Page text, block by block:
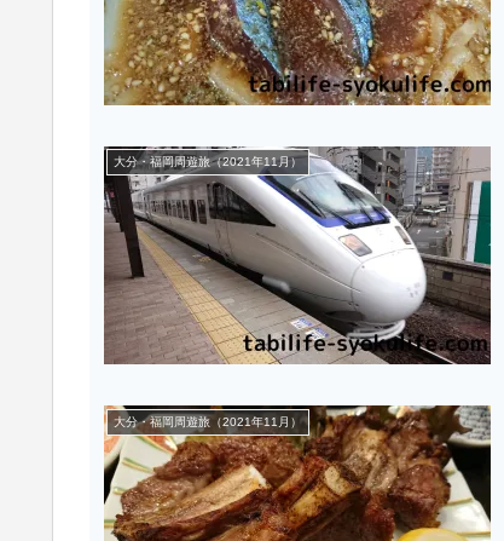
大分・福岡周遊旅（2021年11月）
大分・福岡周遊旅（2021年11月）